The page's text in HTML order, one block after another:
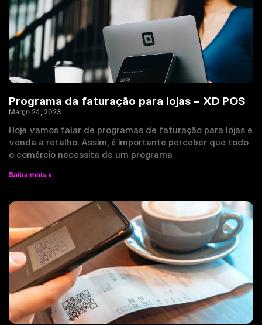
Programa da faturação para lojas – XD POS
Março 24, 2023
Hoje vamos falar de programas de faturação para lojas e
venda a retalho. Assim, é importante perceber que todo
o comércio necessita de um programa
Saiba mais »